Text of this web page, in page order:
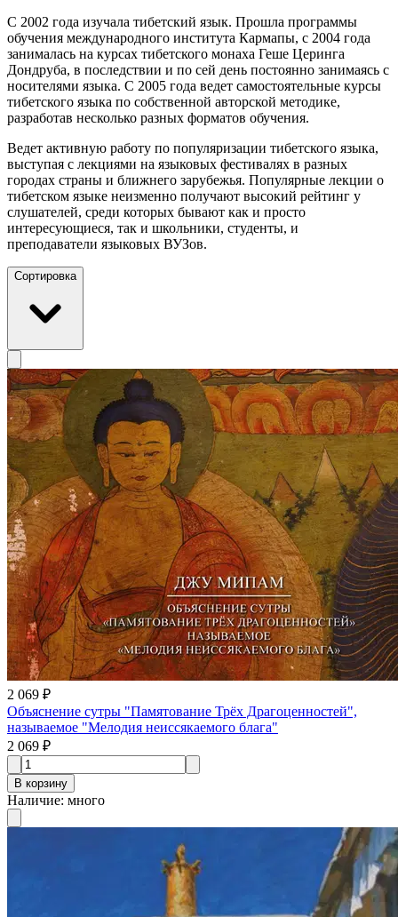
С 2002 года изучала тибетский язык. Прошла программы
обучения международного института Кармапы, с 2004 года
занималась на курсах тибетского монаха Геше Церинга
Дондруба, в последствии и по сей день постоянно занимаясь с
носителями языка. С 2005 года ведет самостоятельные курсы
тибетского языка по собственной авторской методике,
разработав несколько разных форматов обучения.
Ведет активную работу по популяризации тибетского языка,
выступая с лекциями на языковых фестивалях в разных
городах страны и ближнего зарубежья. Популярные лекции о
тибетском языке неизменно получают высокий рейтинг у
слушателей, среди которых бывают как и просто
интересующиеся, так и школьники, студенты, и
преподаватели языковых ВУЗов.
Сортировка
2 069 ₽
Объяснение сутры "Памятование Трёх Драгоценностей",
называемое "Мелодия неиссякаемого блага"
2 069 ₽
В корзину
Наличие: много